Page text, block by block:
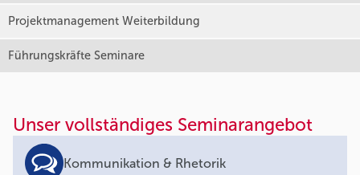
Projektmanagement Weiterbildung
Führungskräfte Seminare
Unser vollständiges Seminarangebot
Kommunikation & Rhetorik